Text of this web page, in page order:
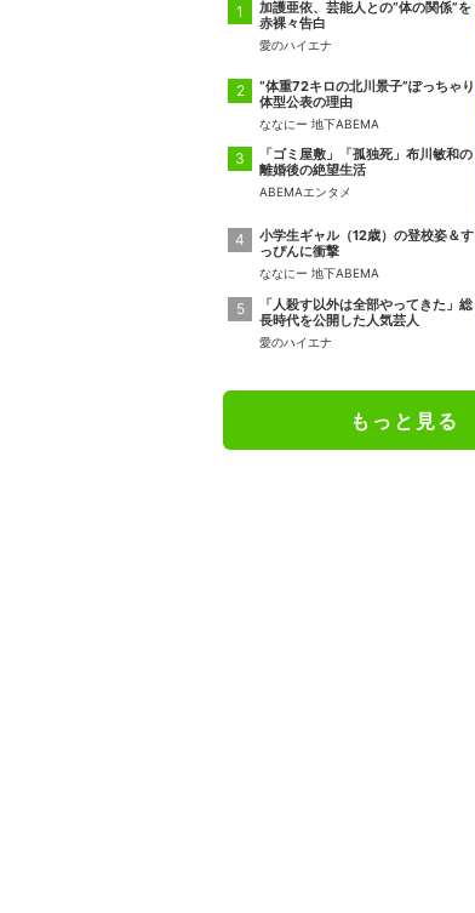
加護亜依、芸能人との“体の関係”を
赤裸々告白
愛のハイエナ
“体重72キロの北川景子”ぽっちゃり
体型公表の理由
ななにー 地下ABEMA
「ゴミ屋敷」「孤独死」布川敏和の
離婚後の絶望生活
ABEMAエンタメ
小学生ギャル（12歳）の登校姿＆す
っぴんに衝撃
ななにー 地下ABEMA
「人殺す以外は全部やってきた」総
長時代を公開した人気芸人
愛のハイエナ
もっと見る